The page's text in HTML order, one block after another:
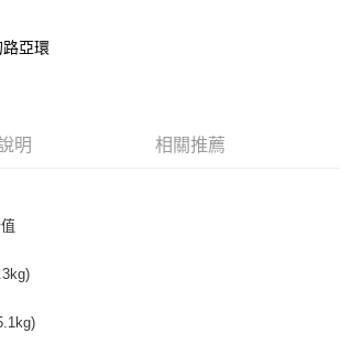
行
華泰商業銀行
供，台灣大哥大用戶可立即使用無須另外申請。
選擇欲分期的期數、繳款截止日，確認付款後即完
如未前往確認交易或遇審核未通過，訂單將自動取
」】
亞環
明 相關推薦